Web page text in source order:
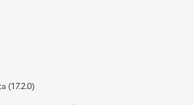
(17.2.0)